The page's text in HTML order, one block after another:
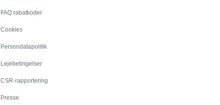
FAQ rabatkoder
Cookies
Persondatapolitik
Lejebetingelser
CSR-rapportering
Presse